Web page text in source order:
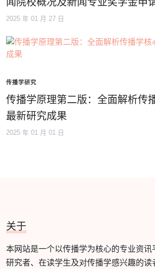
2025 年 01 月 27 日
传播学研究
传播学原理第二版：全面解析传
最新研究成果
2025 年 01 月 01 日
关于
本网站是一个以传播学为核心的专业资讯
研究者、在读学生及对传播学感兴趣的读